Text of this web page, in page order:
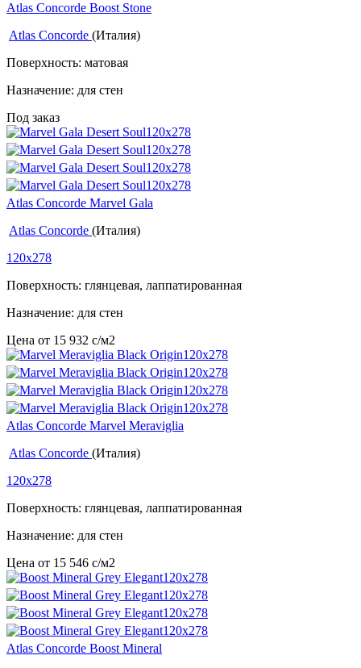
Atlas Concorde Boost Stone
Atlas Concorde (Италия)
Поверхность: матовая
Назначение: для стен
Под заказ
Atlas Concorde Marvel Gala
Atlas Concorde (Италия)
120x278
Поверхность: глянцевая, лаппатированная
Назначение: для стен
Цена от 15 932 c/м2
Atlas Concorde Marvel Meraviglia
Atlas Concorde (Италия)
120x278
Поверхность: глянцевая, лаппатированная
Назначение: для стен
Цена от 15 546 c/м2
Atlas Concorde Boost Mineral